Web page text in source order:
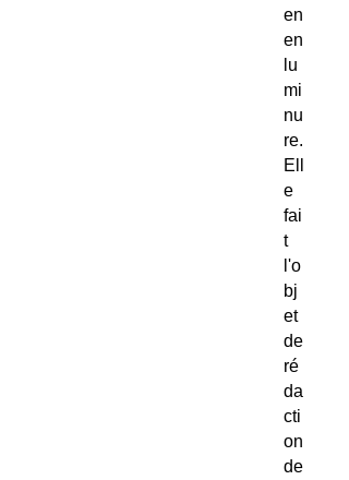
en
en
lu
mi
nu
re.
Ell
e
fai
t
l'o
bj
et
de
ré
da
cti
on
de